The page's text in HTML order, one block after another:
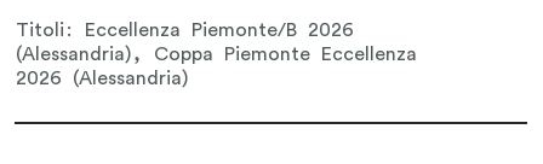
Titoli: Eccellenza Piemonte/B 2026
(Alessandria), Coppa Piemonte Eccellenza
2026 (Alessandria)